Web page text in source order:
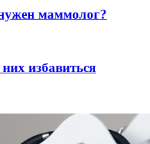
маммолог?
избавиться